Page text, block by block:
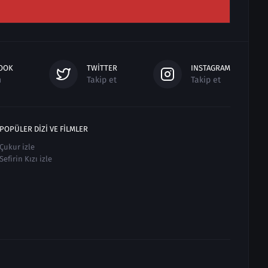
TWITTER
Takip et
INSTAGRAM
Takip et
POPÜLER DIZI VE FILMLER
Çukur izle
Sefirin Kızı izle